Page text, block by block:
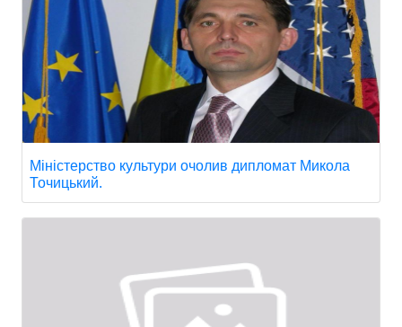
Міністерство культури очолив дипломат Микола
Точицький.